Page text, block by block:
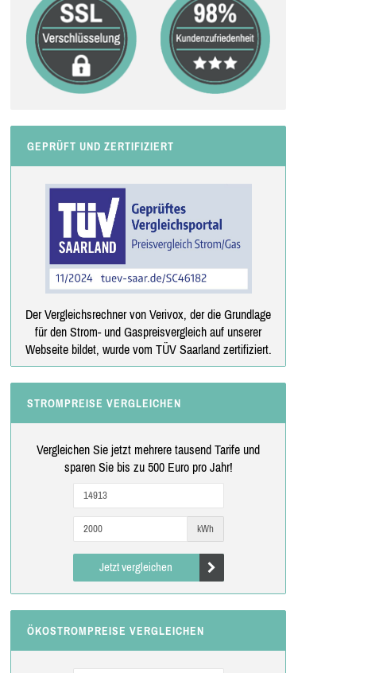
GEPRÜFT UND ZERTIFIZIERT
Der Vergleichsrechner von Verivox, der die Grundlage
für den Strom- und Gaspreisvergleich auf unserer
Webseite bildet, wurde vom TÜV Saarland zertifiziert.
STROMPREISE VERGLEICHEN
Vergleichen Sie jetzt mehrere tausend Tarife und
sparen Sie bis zu 500 Euro pro Jahr!
kWh
Jetzt vergleichen
ÖKOSTROMPREISE VERGLEICHEN